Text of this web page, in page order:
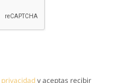
y aceptas recibir